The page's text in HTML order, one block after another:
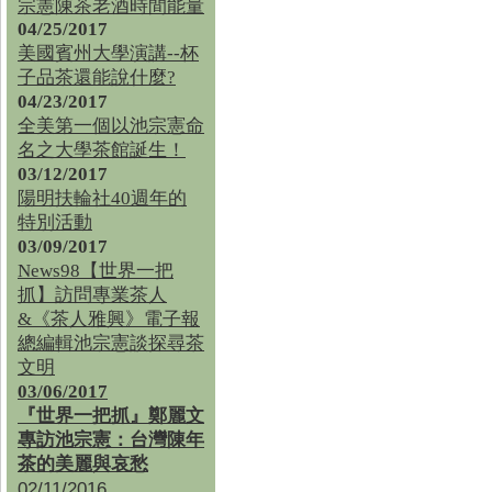
宗憲陳茶老酒時間能量
04/25/2017
美國賓州大學演講--杯
子品茶還能說什麼?
04/23/2017
全美第一個以池宗憲命
名之大學茶館誕生！
03/12/2017
陽明扶輪社40週年的
特別活動
03/09/2017
News98【世界一把
抓】訪問專業茶人
&《茶人雅興》電子報
總編輯池宗憲談探尋茶
文明
03/06/2017
『世界一把抓』鄭麗文
專訪池宗憲：台灣陳年
茶的美麗與哀愁